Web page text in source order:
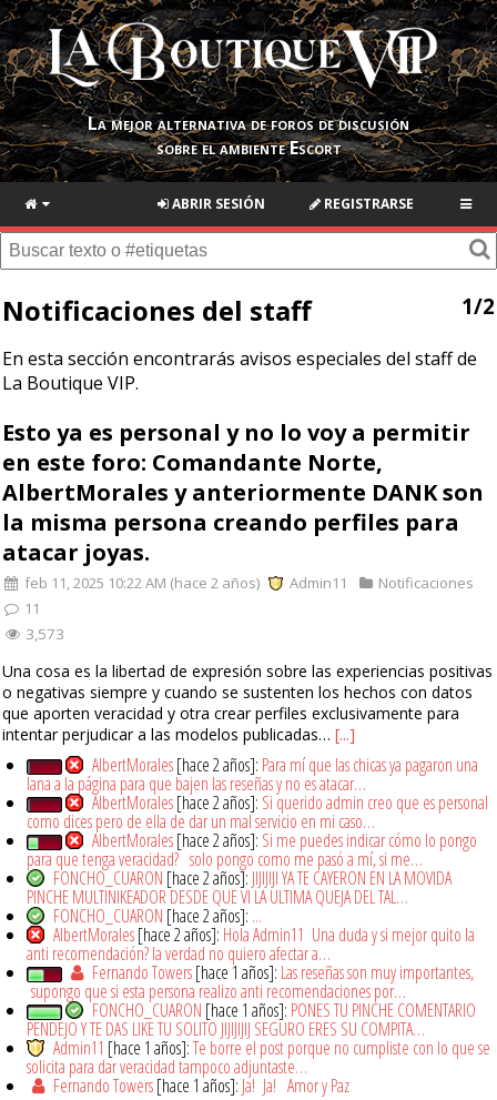
La mejor alternativa de foros de discusión
sobre el ambiente Escort
REGISTRARSE
ABRIR SESIÓN
Notificaciones del staff 1/2
En esta sección encontrarás avisos especiales del staff de
La Boutique VIP.
Esto ya es personal y no lo voy a permitir
en este foro: Comandante Norte,
AlbertMorales y anteriormente DANK son
la misma persona creando perfiles para
atacar joyas.
feb 11, 2025 10:22 AM (hace 2 años) Admin11
Notificaciones
11
3,573
Una cosa es la libertad de expresión sobre las experiencias positivas
o negativas siempre y cuando se sustenten los hechos con datos
que aporten veracidad y otra crear perfiles exclusivamente para
intentar perjudicar a las modelos publicadas… [...]
AlbertMorales[hace 2 años]: Para mí que las chicas ya pagaron una
lana a la página para que bajen las reseñas y no es atacar…
AlbertMorales[hace 2 años]: Si querido admin creo que es personal
como dices pero de ella de dar un mal servicio en mi caso…
AlbertMorales[hace 2 años]: Si me puedes indicar cómo lo pongo
para que tenga veracidad? solo pongo como me pasó a mí, si me…
FONCHO_CUARON [hace 2 años]: JIJIJIJI YA TE CAYERON EN LA MOVIDA
PINCHE MULTINIKEADOR DESDE QUE VI LA ULTIMA QUEJA DEL TAL…
FONCHO_CUARON [hace 2 años]: ...
AlbertMorales[hace 2 años]: Hola Admin11 Una duda y si mejor quito la
anti recomendación? la verdad no quiero afectar a…
Fernando Towers[hace 1 años]: Las reseñas son muy importantes,
supongo que si esta persona realizo anti recomendaciones por…
FONCHO_CUARON [hace 1 años]: PONES TU PINCHE COMENTARIO
PENDEJO Y TE DAS LIKE TU SOLITO JIJIJIJIJ SEGURO ERES SU COMPITA…
Admin11 [hace 1 años]:Te borre el post porque no cumpliste con lo que se
solicita para dar veracidad tampoco adjuntaste…
Fernando Towers[hace 1 años]: Ja! Ja! Amor y Paz